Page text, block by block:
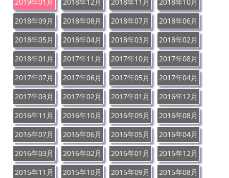
2019年01月 2018年12月 2018年11月
2018年10月
2018年09月
2018年08月 2018年07月
2018年06月
2018年05月
2018年04月 2018年03月
2018年02月
2018年01月
2017年11月 2017年10月
2017年08月
2017年07月
2017年06月 2017年05月
2017年04月
2017年03月
2017年02月 2017年01月
2016年12月
2016年11月
2016年10月 2016年09月
2016年08月
2016年07月
2016年06月 2016年05月
2016年04月
2016年03月
2016年02月 2016年01月
2015年12月
2015年11月
2015年10月 2015年09月
2015年08月